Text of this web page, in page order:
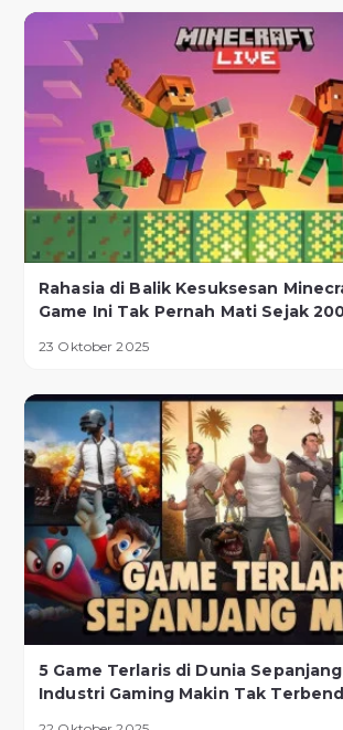
Rahasia di Balik Kesuksesan
Game Ini Tak Pernah Mati Sejak
23 Oktober 2025
5 Game Terlaris di Dunia
Industri Gaming Makin Tak